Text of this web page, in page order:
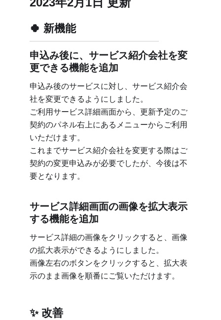
新機能
申込み後に、サービス紹介会社を変
更できる機能を追加
申込み後のサービスに対し、サービス紹介会
社を変更できるようにしました。
ご利用サービス詳細画面から、更新予定のご
契約のパネル右上にあるメニューからご利用
いただけます。
これまでサービス紹介会社を変更する際はご
契約の変更申込みが必要でしたが、今後は不
要となります。
サービス詳細画面の画像を拡大表示
する機能を追加
サービス詳細の画像をクリックすると、画像
の拡大表示ができるようにしました。
画像左右のボタンをクリックすると、拡大表
示のまま画像を順番にご覧いただけます。
改善